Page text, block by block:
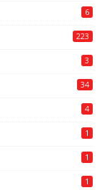
6
223
3
34
4
1
1
1